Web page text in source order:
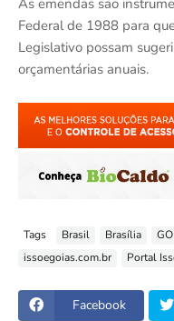
Federal de 1988 para
Legislativo possam
orçamentárias anuais.
Tags Brasil Brasília GO
issoegoias.com.br
Portal
Facebook